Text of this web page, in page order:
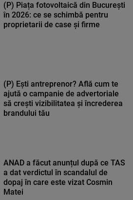
(P) Piața fotovoltaică din București
în 2026: ce se schimbă pentru
proprietarii de case și firme
(P) Ești antreprenor? Află cum te
ajută o campanie de advertoriale
să crești vizibilitatea și încrederea
brandului tău
ANAD a făcut anunțul după ce TAS
a dat verdictul în scandalul de
dopaj în care este vizat Cosmin
Matei